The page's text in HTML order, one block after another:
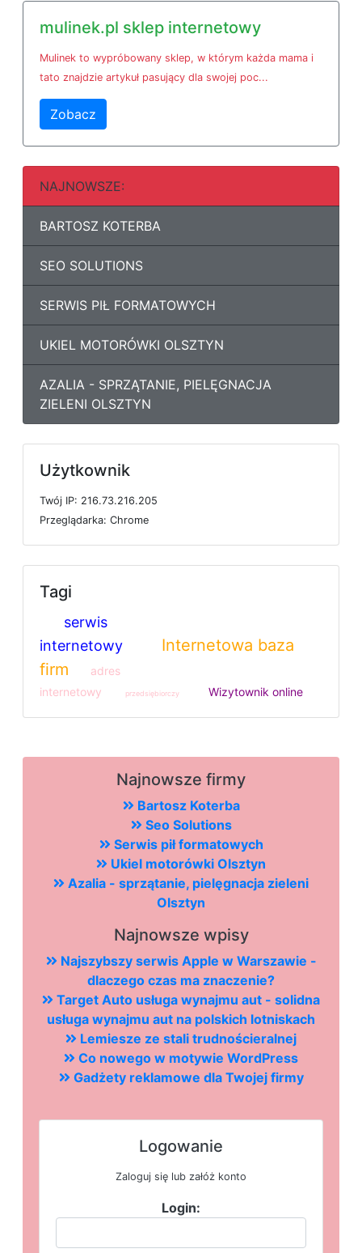
mulinek.pl sklep internetowy
Mulinek to wypróbowany sklep, w którym każda mama i
tato znajdzie artykuł pasujący dla swojej poc...
Zobacz
NAJNOWSZE:
BARTOSZ KOTERBA
SEO SOLUTIONS
SERWIS PIŁ FORMATOWYCH
UKIEL MOTORÓWKI OLSZTYN
AZALIA - SPRZĄTANIE, PIELĘGNACJA
ZIELENI OLSZTYN
Użytkownik
Twój IP: 216.73.216.205
Przeglądarka: Chrome
Tagi
serwis
internetowy
Internetowa baza
firm
adres
internetowy
przedsiębiorczy Wizytownik online
Najnowsze firmy
Bartosz Koterba
Seo Solutions
Serwis pił formatowych
Ukiel motorówki Olsztyn
Azalia - sprzątanie, pielęgnacja zieleni
Olsztyn
Najnowsze wpisy
Najszybszy serwis Apple w Warszawie -
dlaczego czas ma znaczenie?
Target Auto usługa wynajmu aut - solidna
usługa wynajmu aut na polskich lotniskach
Lemiesze ze stali trudnościeralnej
Co nowego w motywie WordPress
Gadżety reklamowe dla Twojej firmy
Logowanie
Zaloguj się lub załóż konto
Login: